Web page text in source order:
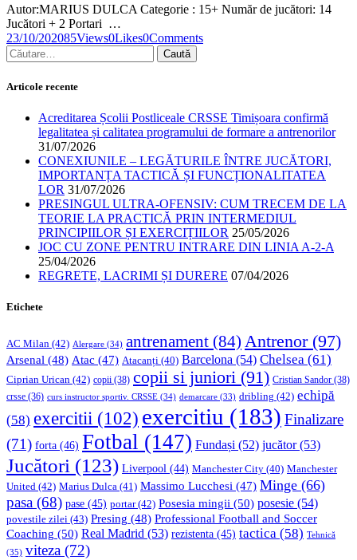
Autor:MARIUS DULCA Categorie : 15+ Număr de jucători: 14
Jucători + 2 Portari …
23/10/202085Views0Likes0Comments
Articole recente
Acreditarea Școlii Postliceale CRSSE Timișoara confirmă
legalitatea și calitatea programului de formare a antrenorilor
31/07/2026
CONEXIUNILE – LEGĂTURILE ÎNTRE JUCĂTORI,
IMPORTANȚA TACTICĂ ȘI FUNCȚIONALITATEA
LOR 31/07/2026
PRESINGUL ULTRA-OFENSIV: CUM TRECEM DE LA
TEORIE LA PRACTICĂ PRIN INTERMEDIUL
PRINCIPIILOR ȘI EXERCIȚIILOR 25/05/2026
JOC CU ZONE PENTRU INTRARE DIN LINIA A-2-A
25/04/2026
REGRETE, LACRIMI ȘI DURERE 07/04/2026
Etichete
AC Milan (42) Alergare (34) antrenament (84) Antrenor(97)
Arsenal (48) Atac (47) Atacanți (40) Barcelona (54) Chelsea (61)
Ciprian Urican (42) copii (38) copii si juniori (91) Cristian Sandor (38)
crsse (36) curs instructor sportiv. CRSSE (34) demarcare (33) dribling (42) echipă
(58) exercitii (102) exercitiu (183) Finalizare
(71) forta (46) Fotbal (147) Fundași (52) jucător(53)
Jucători (123) Liverpool (44) Manchester City (40) Manchester
United (42) Marius Dulca (41) Massimo Lucchesi (47) Minge (66)
pasa (68) pase (45) portar(42) Posesia mingii (50) posesie (54)
povestile zilei (43) Presing (48) Professional Football and Soccer
Coaching (50) Real Madrid (53) rezistenta (45) tactica (58) Tehnică
(35) viteza (72)